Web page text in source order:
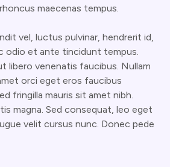
maecenas tempus.
vel, luctus pulvinar, hendrerit id,
odio et ante tincidunt tempus.
libero venenatis faucibus. Nullam
orci eget eros faucibus
fringilla mauris sit amet nibh.
magna. Sed consequat, leo eget
velit cursus nunc. Donec pede